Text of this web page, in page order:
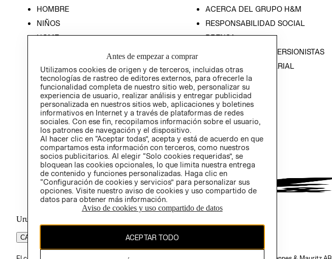
HOMBRE
NIÑOS
HOME
ACERCA DEL GRUPO H&M
RESPONSABILIDAD SOCIAL
PRENSA
RELACIÓN CON INVERSIONISTAS
POLÍTICA EMPRESARIAL
Uruguay ($U)
CAMBIAR REGIÓN
Antes de empezar a comprar
Utilizamos cookies de origen y de terceros, incluidas otras
tecnologías de rastreo de editores externos, para ofrecerle la
funcionalidad completa de nuestro sitio web, personalizar su
experiencia de usuario, realizar análisis y entregar publicidad
personalizada en nuestros sitios web, aplicaciones y boletines
informativos en Internet y a través de plataformas de redes
sociales. Con ese fin, recopilamos información sobre el usuario,
los patrones de navegación y el dispositivo.
Al hacer clic en “Aceptar todas”, acepta y está de acuerdo en que
compartamos esta información con terceros, como nuestros
socios publicitarios. Al elegir “Solo cookies requeridas”, se
bloquean las cookies opcionales, lo que limita nuestra entrega
de contenido y funciones personalizadas. Haga clic en
“Configuración de cookies y servicios” para personalizar sus
opciones. Visite nuestro aviso de cookies y uso compartido de
datos para obtener más información.
Aviso de cookies y uso compartido de datos
ACEPTAR TODO